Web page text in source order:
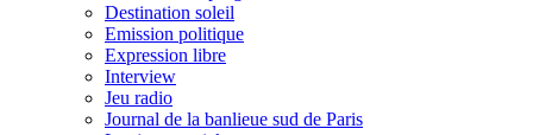
Destination soleil
Emission politique
Expression libre
Interview
Jeu radio
Journal de la banlieue sud de Paris